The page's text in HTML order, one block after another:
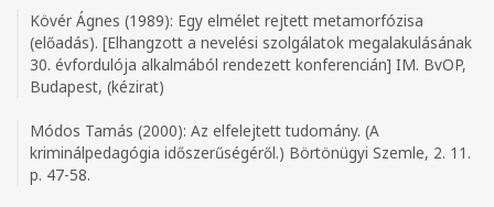
Kövér Ágnes (1989): Egy elmélet rejtett metamorfózisa
(előadás). [Elhangzott a nevelési szolgálatok megalakulásának
30. évfordulója alkalmából rendezett konferencián] IM. BvOP,
Budapest, (kézirat)
Módos Tamás (2000): Az elfelejtett tudomány. (A
kriminálpedagógia időszerűségéről.) Börtönügyi Szemle, 2. 11.
p. 47-58.